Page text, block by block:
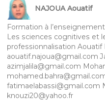
NAJOUA Aouatif
Formation à
Les sciences cognitives et
professionnalisation Aouatif
aouatif.najoua@gmail.com
azimjalila@gmail.com
fatimaelabassi@gmail.com
knouzi20@yahoo.fr